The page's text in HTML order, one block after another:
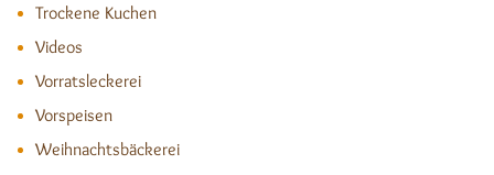
Trockene Kuchen
Videos
Vorratsleckerei
Vorspeisen
Weihnachtsbäckerei